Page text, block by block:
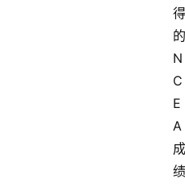
得
的
N
C
E
A
成
绩